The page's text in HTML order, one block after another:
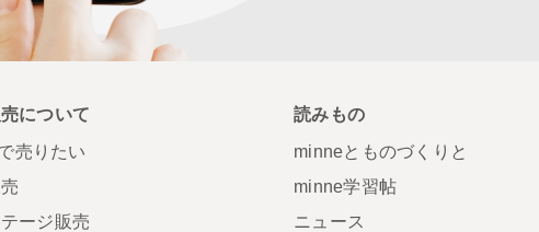
について
売りたい
ージ販売
読みもの
minneとものづくりと
minne学習帖
ニュース